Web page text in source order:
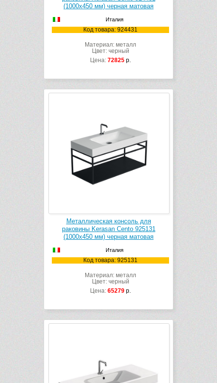
(1000х450 мм) черная матовая
Италия
Код товара: 924431
Материал: металл
Цвет: черный
Цена: 72825 р.
Металлическая консоль для
раковины Kerasan Cento 925131
(1000х450 мм) черная матовая
Италия
Код товара: 925131
Материал: металл
Цвет: черный
Цена: 65279 р.